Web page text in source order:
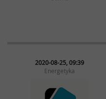
2020-08-25, 09:39
Energetyka